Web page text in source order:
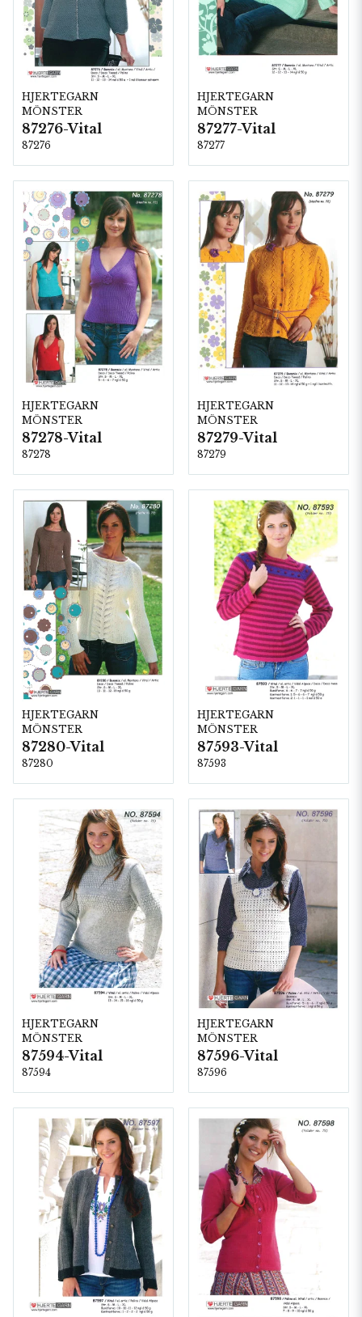
HJERTEGARN
MÖNSTER
87276-Vital
87276
HJERTEGARN
MÖNSTER
87277-Vital
87277
HJERTEGARN
MÖNSTER
87278-Vital
87278
HJERTEGARN
MÖNSTER
87279-Vital
87279
HJERTEGARN
MÖNSTER
87280-Vital
87280
HJERTEGARN
MÖNSTER
87593-Vital
87593
HJERTEGARN
MÖNSTER
87594-Vital
87594
HJERTEGARN
MÖNSTER
87596-Vital
87596